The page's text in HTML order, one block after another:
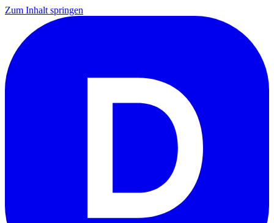
Zum Inhalt springen